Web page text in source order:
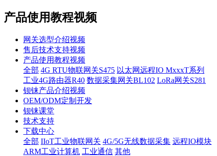
产品使用教程视频
网关选型介绍视频
售后技术支持视频
产品使用教程视频
全部 4G RTU物联网关S475 以太网远程IO MxxxT系列
工业4G路由器R40 数据采集网关BL102 LoRa网关S281
钡铼产品介绍视频
OEM/ODM定制开发
钡铼课堂
技术支持
下载中心
全部 IIoT工业物联网关 4G/5G无线数据采集 远程IO模块
ARM工业计算机 工业通信 其他